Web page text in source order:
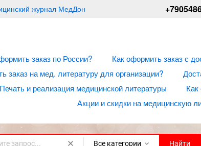
журнал МедДон
заказ по России?
Как оформить заказ с
заказ на мед. литературу для организации?
Печать и реализация медицинской литературы
Как
Акции и скидки на медицинскую
Все категории Найти